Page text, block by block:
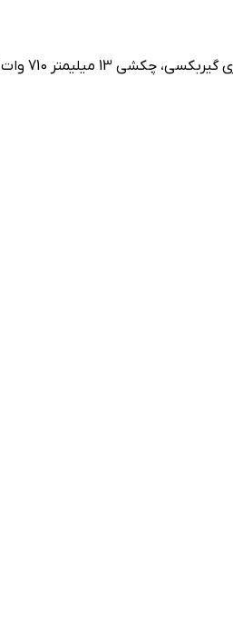
دریل سه نظام آچاری گیربکسی، چکشی 13 میلیمتر 710 وات |